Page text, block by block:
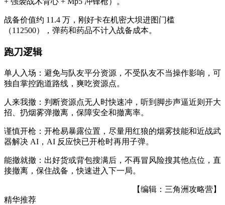
战备价值约 11.4 万，刚好卡在机密大坝进图门槛
（112500），弹药和药品不计入战备成本。
跑刀逻辑
单人入场： 避免与队友平分资源，不受队友不当操作影响，可
独自掌控跑道路线，爽吃资源点。
人来我撤： 判断资源点无人时快速冲，听到脚步声逼近则开大
招、扔烟雾弹撤离，保障安全和撤离率。
谨慎开枪： 开枪易暴露位置，尽量用红狼的烟雾技能和近战武
器解决 AI，AI 反应快已开枪时再用子弹。
能撤就撤： 出好货或背包搜满后，不再冒风险搜其他点位，直
接撤离，保住战备，快速进入下一局。
【编辑：三角洲攻略营】
精华推荐